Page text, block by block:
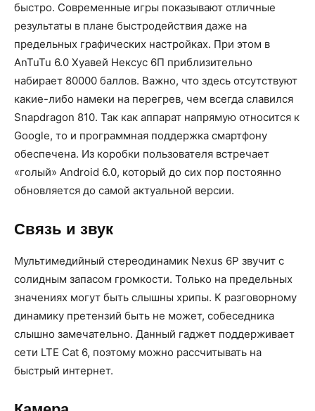
быстро. Современные игры показывают отличные
результаты в плане быстродействия даже на
предельных графических настройках. При этом в
AnTuTu 6.0 Хуавей Нексус 6П приблизительно
набирает 80000 баллов. Важно, что здесь отсутствуют
какие-либо намеки на перегрев, чем всегда славился
Snapdragon 810. Так как аппарат напрямую относится к
Google, то и программная поддержка смартфону
обеспечена. Из коробки пользователя встречает
«голый» Android 6.0, который до сих пор постоянно
обновляется до самой актуальной версии.
Связь и звук
Мультимедийный стереодинамик Nexus 6P звучит с
солидным запасом громкости. Только на предельных
значениях могут быть слышны хрипы. К разговорному
динамику претензий быть не может, собеседника
слышно замечательно. Данный гаджет поддерживает
сети LTE Cat 6, поэтому можно рассчитывать на
быстрый интернет.